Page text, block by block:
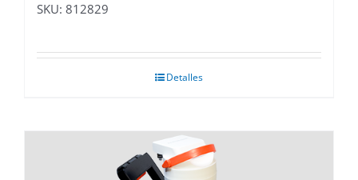
SKU: 812829
Detalles